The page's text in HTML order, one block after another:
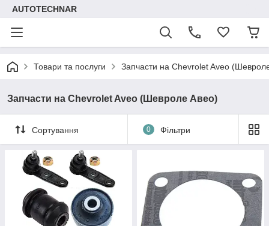
AUTOTECHNAR
Товари та послуги Запчасти на Chevrolet Aveo
Запчасти на Chevrolet Aveo (Шевроле Авео)
Сортування 0 Фільтри